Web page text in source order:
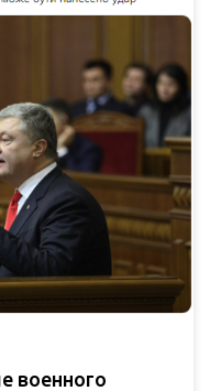
военного